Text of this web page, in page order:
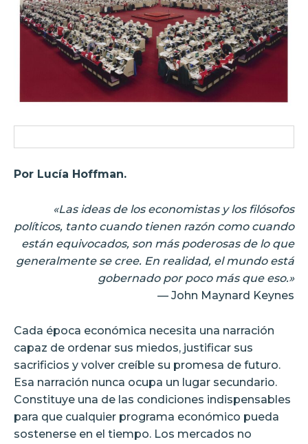
Por Lucía Hoffman.
«Las ideas de los economistas y los filósofos
políticos, tanto cuando tienen razón como cuando
están equivocados, son más poderosas de lo que
generalmente se cree. En realidad, el mundo está
gobernado por poco más que eso.»
— John Maynard Keynes
Cada época económica necesita una narración
capaz de ordenar sus miedos, justificar sus
sacrificios y volver creíble su promesa de futuro.
Esa narración nunca ocupa un lugar secundario.
Constituye una de las condiciones indispensables
para que cualquier programa económico pueda
sostenerse en el tiempo. Los mercados no